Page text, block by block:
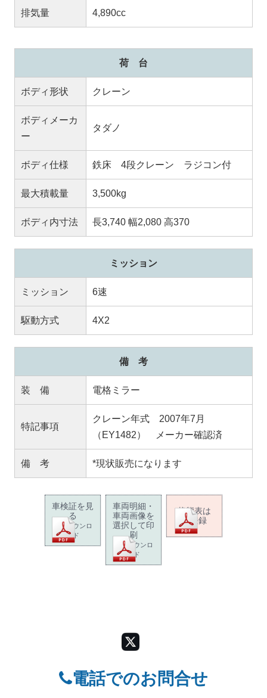
排気量 4,890cc
荷 台
ボディ形状 クレーン
ボディメーカ
ー
タダノ
ボディ仕様 鉄床 4段クレーン ラジコン付
最大積載量 3,500kg
ボディ内寸法 長3,740 幅2,080 高370
ミッション
ミッション 6速
駆動方式 4X2
備 考
装 備 電格ミラー
特記事項
クレーン年式 2007年7月
（EY1482） メーカー確認済
備 考 *現状販売になります
車検証を見
る
PDFダウンロ
ード
車両明細・
車両画像を
選択して印
刷
PDFダウンロ
ード
状態表は
未登録
電話でのお問合せ